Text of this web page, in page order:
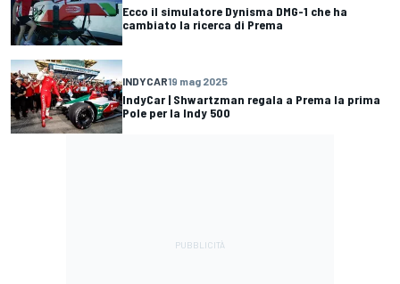
Ecco il simulatore Dynisma DMG-1 che ha
cambiato la ricerca di Prema
INDYCAR19 mag 2025
IndyCar | Shwartzman regala a Prema la prima
Pole per la Indy 500